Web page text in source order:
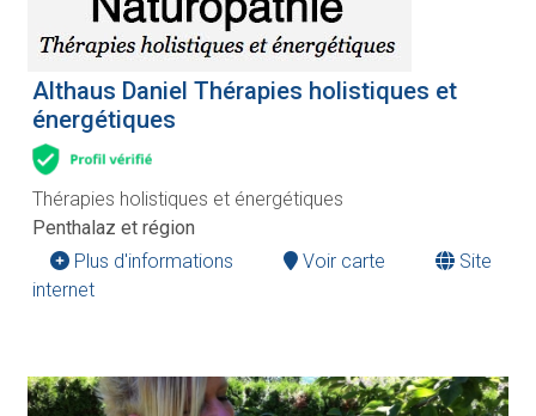
Althaus Daniel Thérapies holistiques et
énergétiques
Thérapies holistiques et énergétiques
Penthalaz et région
Plus d'informations
Voir carte
Site
internet